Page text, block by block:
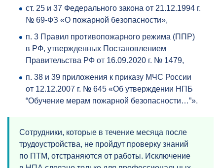
ст. 25 и 37 Федерального закона от 21.12.1994 г.
№ 69-ФЗ «О пожарной безопасности»,
п. 3 Правил противопожарного режима (ППР)
в РФ, утвержденных Постановлением
Правительства РФ от 16.09.2020 г. № 1479,
п. 38 и 39 приложения к приказу МЧС России
от 12.12.2007 г. № 645 «Об утверждении НПБ
“Обучение мерам пожарной безопасности…”».
Сотрудники, которые в течение месяца после
трудоустройства, не пройдут проверку знаний
по ПТМ, отстраняются от работы. Исключение